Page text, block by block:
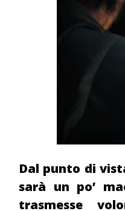
Dal punto di
sarà un po’
trasmesse